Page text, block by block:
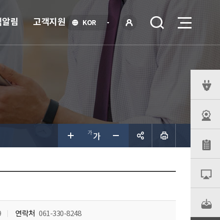
KOR언
열
기
그인
림 고객지원
연락처 061-330-8248